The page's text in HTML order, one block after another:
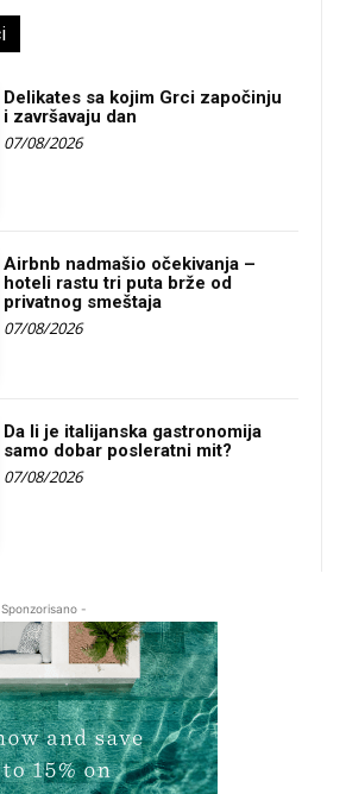
Delikates sa kojim Grci započinju
i završavaju dan
07/08/2026
Airbnb nadmašio očekivanja –
hoteli rastu tri puta brže od
privatnog smeštaja
07/08/2026
Da li je italijanska gastronomija
samo dobar posleratni mit?
07/08/2026
-